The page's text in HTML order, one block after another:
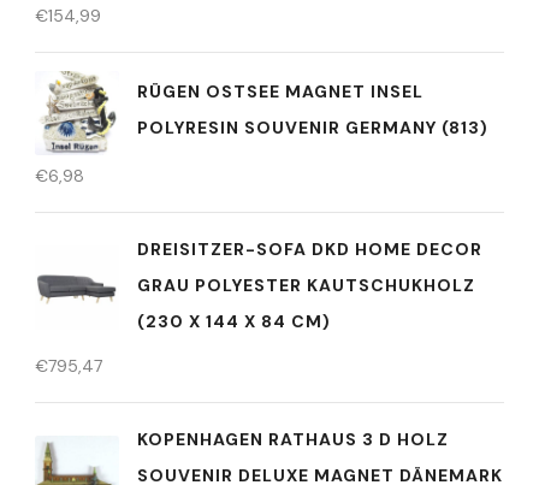
€154,99
RÜGEN OSTSEE MAGNET INSEL
POLYRESIN SOUVENIR GERMANY (813)
€6,98
DREISITZER-SOFA DKD HOME DECOR
GRAU POLYESTER KAUTSCHUKHOLZ
(230 X 144 X 84 CM)
€795,47
KOPENHAGEN RATHAUS 3 D HOLZ
SOUVENIR DELUXE MAGNET DÄNEMARK